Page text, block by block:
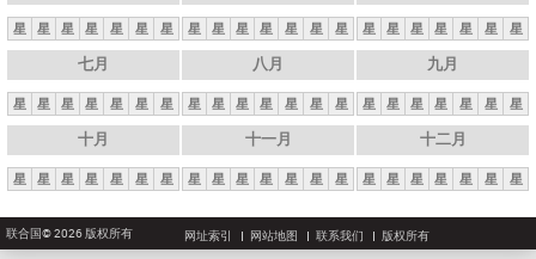
星 星 星 星 星 星 星 星 星 星 星 星 星 星 星 星 星 星 星 星 星
七月
星 星 星 星 星 星 星
八月
星 星 星 星 星 星 星
九月
星 星 星 星 星 星 星
十月
星 星 星 星 星 星 星
十一月
星 星 星 星 星 星 星
十二月
星 星 星 星 星 星 星
联合国© 2026 版权所有 网址索引 网站地图 联系我们 版权所有